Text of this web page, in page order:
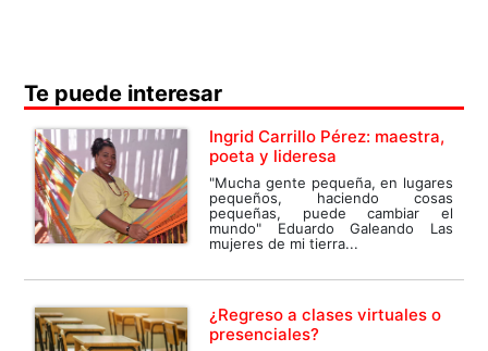
Te puede interesar
Ingrid Carrillo Pérez: maestra,
poeta y lideresa
"Mucha gente pequeña, en lugares
pequeños, haciendo cosas
pequeñas, puede cambiar el
mundo" Eduardo Galeando Las
mujeres de mi tierra...
¿Regreso a clases virtuales o
presenciales?